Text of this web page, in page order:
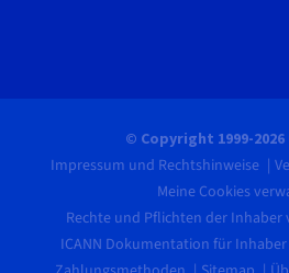
© Copyright 1999-2026
Impressum und Rechtshinweise
Meine Cookies
Rechte und Pflichten der
ICANN Dokumentation für